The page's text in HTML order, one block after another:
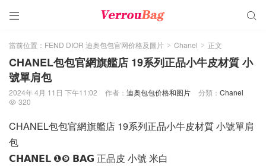
 
當前位置： FEND DIOR 迪奥包包官网价格及圖片 > Chanel > 正文
CHANEL包包官網旗艦店 19系列正品小牛皮材質 小
號單肩包
2024年 4月 11日 下午11:02 作者： 迪奥包包价格和图片 分類： Chanel
 320
CHANEL包包官網旗艦店 19系列正品小牛皮材質 小號單肩
包
𝗖𝗛𝗔𝗡𝗘𝗟 ❶❾ 𝗕𝗔𝗚 正品皮 小號 米白